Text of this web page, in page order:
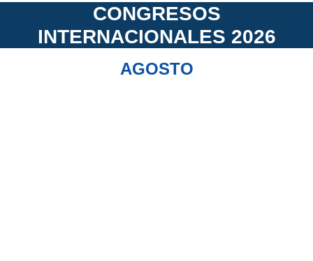
CONGRESOS
INTERNACIONALES 2026
AGOSTO